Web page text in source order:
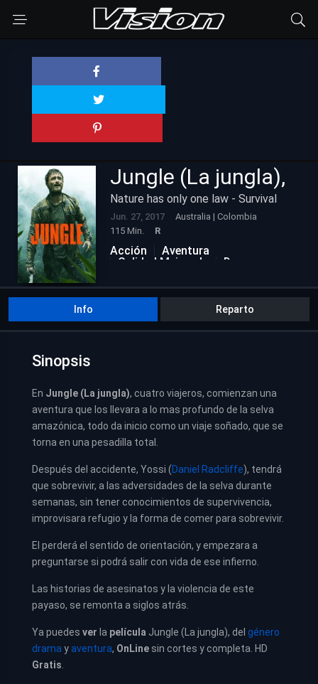
Jungle (La jungla),
Nature has only one law - Survival
Jun. 27, 2017
Australia | Colombia
115 Min.
R
Acción
Aventura
Calidad Mejorada
Drama
Info Reparto
Sinopsis
En Jungle (La jungla), cuatro viajeros, comienzan una
aventura que los llevara a lo mas profundo de la selva
amazónica, todo da inicio como un viaje soñado, que se
torna en una pesadilla total.
Después del accidente, Yossi (Daniel Radcliffe), tendrá
que sobrevivir, a las adversidades de la selva durante
semanas, sin tener conocimientos de supervivencia,
improvisara refugio y la forma de comer para sobrevivir.
El perderá el sentido de orientación, y empezara a
preguntarse si podrá salir con vida de ese infierno.
Las historias de asesinatos y la violencia de este
payaso, se remonta a siglos atrás.
Ya puedes ver la película Jungle ( La jungla), del género
drama yaventura, OnLine sin cortes y completa. HD
Gratis